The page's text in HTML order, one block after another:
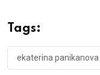
Tags:
ekaterina panikanova